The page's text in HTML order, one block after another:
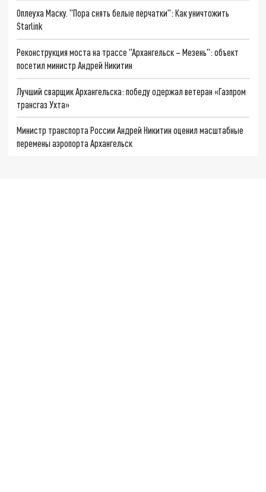
Оплеуха Маску. "Пора снять белые перчатки": Как уничтожить
Starlink
Реконструкция моста на трассе "Архангельск – Мезень": объект
посетил министр Андрей Никитин
Лучший сварщик Архангельска: победу одержал ветеран «Газпром
трансгаз Ухта»
Министр транспорта России Андрей Никитин оценил масштабные
перемены аэропорта Архангельск